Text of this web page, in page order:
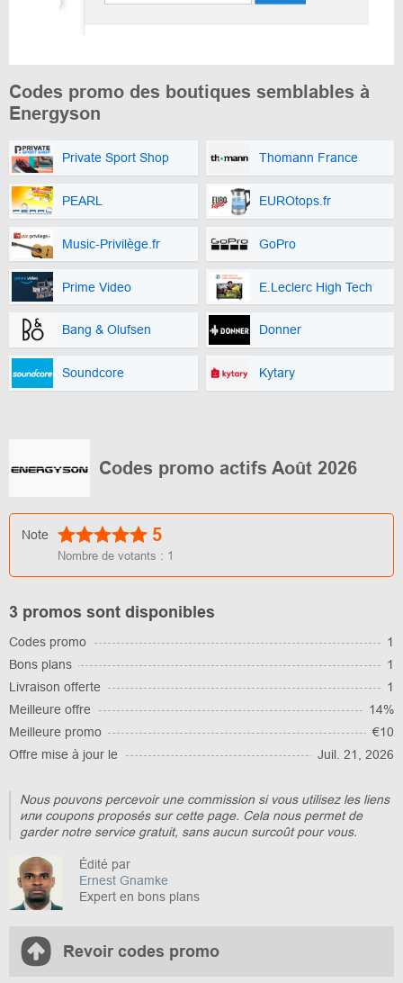
Codes promo des boutiques semblables à
Energyson
Private Sport Shop Thomann France
PEARL EUROtops.fr
Music-Privilège.fr GoPro
Prime Video E.Leclerc High Tech
Bang & Olufsen Donner
Soundcore Kytary
Codes promo actifs Août 2026
Note 5
Nombre de votants : 1
3 promos sont disponibles
Codes promo
1
Bons plans
1
Livraison offerte
1
Meilleure offre
14%
Meilleure promo
€10
Offre mise à jour le
Juil. 21, 2026
Nous pouvons percevoir une commission si vous utilisez les liens
или coupons proposés sur cette page. Cela nous permet de
garder notre service gratuit, sans aucun surcoût pour vous.
Édité par
Ernest Gnamke
Expert en bons plans
Revoir codes promo